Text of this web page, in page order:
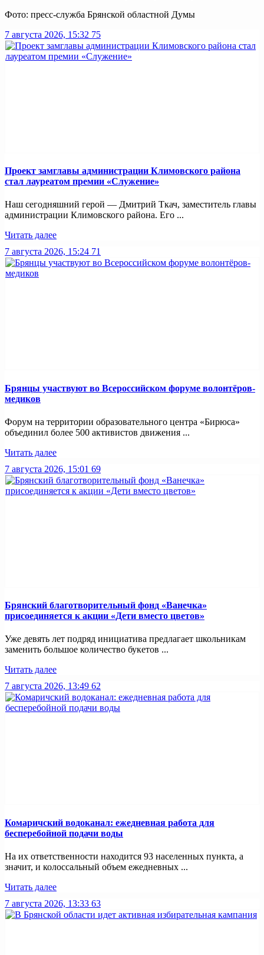
Фото: пресс-служба Брянской областной Думы
7 августа 2026, 15:32 75
Проект замглавы администрации Климовского района
стал лауреатом премии «Служение»
Наш сегодняшний герой — Дмитрий Ткач, заместитель главы
администрации Климовского района. Его ...
Читать далее
7 августа 2026, 15:24 71
Брянцы участвуют во Всероссийском форуме волонтёров-
медиков
Форум на территории образовательного центра «Бирюса»
объединил более 500 активистов движения ...
Читать далее
7 августа 2026, 15:01 69
Брянский благотворительный фонд «Ванечка»
присоединяется к акции «Дети вместо цветов»
Уже девять лет подряд инициатива предлагает школьникам
заменить большое количество букетов ...
Читать далее
7 августа 2026, 13:49 62
Комаричский водоканал: ежедневная работа для
бесперебойной подачи воды
На их ответственности находится 93 населенных пункта, а
значит, и колоссальный объем ежедневных ...
Читать далее
7 августа 2026, 13:33 63